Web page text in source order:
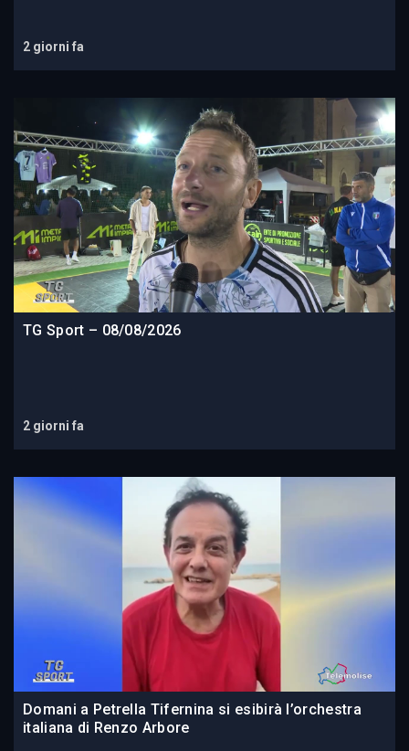
2 giorni fa
TG Sport – 08/08/2026
2 giorni fa
Domani a Petrella Tifernina si esibirà l’orchestra
italiana di Renzo Arbore